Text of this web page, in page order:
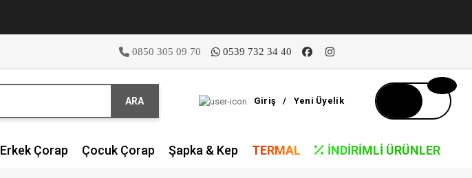
0850 305 09 70 0539 732 34 40
ARA Giriş / Yeni Üyelik
Erkek Çorap Çocuk Çorap Şapka & Kep TERMAL İNDIRIMLI ÜRÜNLER